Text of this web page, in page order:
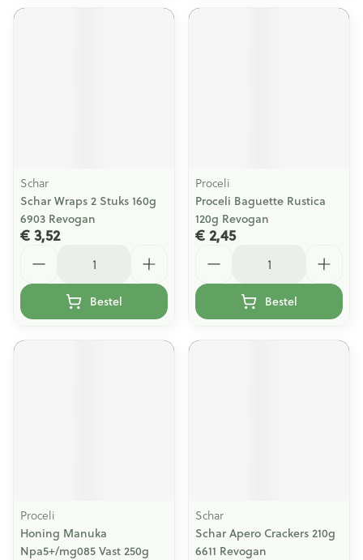
Schar
Schar Wraps 2 Stuks 160g
6903 Revogan
€ 3,52
Bestel
Proceli
Proceli Baguette Rustica
120g Revogan
€ 2,45
Bestel
Proceli
Honing Manuka
Npa5+/mg085 Vast 250g
Schar
Schar Apero Crackers 210g
6611 Revogan